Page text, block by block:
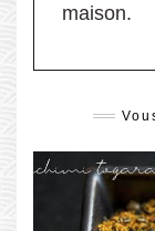
maison.